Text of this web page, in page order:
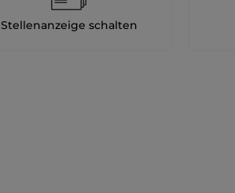
Stellenanzeige schalten